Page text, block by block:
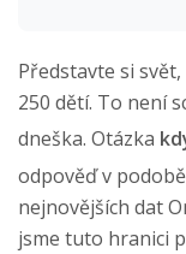
Představte si
250 dětí. To není
dneška. Otázka
odpověď v
nejnovějších dat
jsme tuto hranici